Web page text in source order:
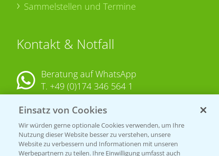
Sammelstellen und Termine
Kontakt & Notfall
Beratung auf WhatsApp
T. +49 (0)174 346 564 1
KONTAKT
Hilfe in Notfällen
Einsatz von Cookies
Wir würden gerne optionale Cookies verwenden, um Ihre
Nutzung dieser Website besser zu verstehen, unsere
Website zu verbessern und Informationen mit unseren
Werbepartnern zu teilen. Ihre Einwilligung umfasst auch